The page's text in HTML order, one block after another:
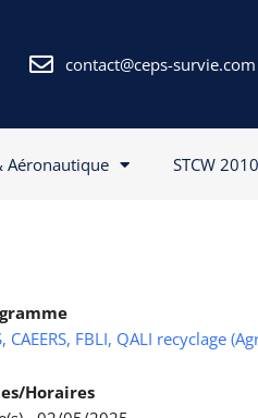
contact@ceps-survie.com
Aéronautique STCW 2010
CAEERS, FBLI, QALI recyclage
Horaires